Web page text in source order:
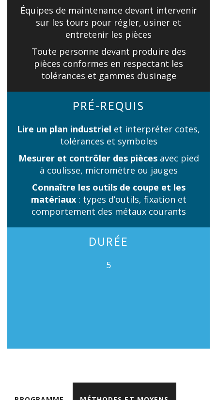
Équipes de maintenance devant intervenir
sur les tours pour régler, usiner et
entretenir les pièces
Toute personne devant produire des
pièces conformes en respectant les
tolérances et gammes d’usinage
PRÉ-REQUIS
Lire un plan industriel et interpréter cotes,
tolérances et symboles
Mesurer et contrôler des piècesavec pied
à coulisse, micromètre ou jauges
Connaître les outils de coupe et les
matériaux: types d’outils, fixation et
comportement des métaux courants
DURÉE
5